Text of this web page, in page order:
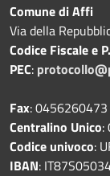
Comune di Affi
Via della
Codice Fiscale e
PEC:
Fax: 0456260473
Centralino Unico:
Codice univoco:
IBAN: